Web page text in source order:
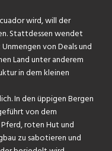
wird, will der
Stattdessen wendet
von Deals und
Land unter anderem
in dem kleinen
In den üppigen Bergen
von dem
roten Hut und
zu sabotieren und